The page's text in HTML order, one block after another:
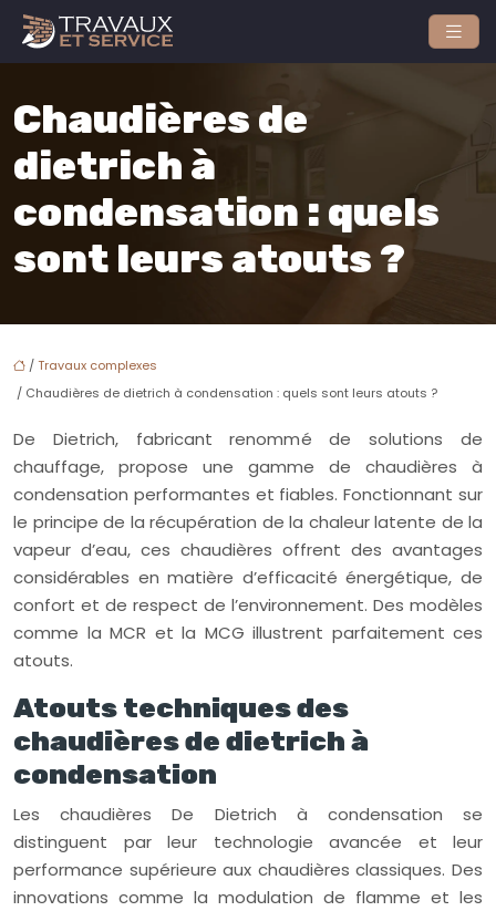
Chaudières de
dietrich à
condensation : quels
sont leurs atouts ?
/Travaux complexes
/ Chaudières de dietrich à condensation : quels sont leurs atouts ?
De Dietrich, fabricant renommé de solutions de
chauffage, propose une gamme de chaudières à
condensation performantes et fiables. Fonctionnant sur
le principe de la récupération de la chaleur latente de la
vapeur d’eau, ces chaudières offrent des avantages
considérables en matière d’efficacité énergétique, de
confort et de respect de l’environnement. Des modèles
comme la MCR et la MCG illustrent parfaitement ces
atouts.
Atouts techniques des
chaudières de dietrich à
condensation
Les chaudières De Dietrich à condensation se
distinguent par leur technologie avancée et leur
performance supérieure aux chaudières classiques. Des
innovations comme la modulation de flamme et les